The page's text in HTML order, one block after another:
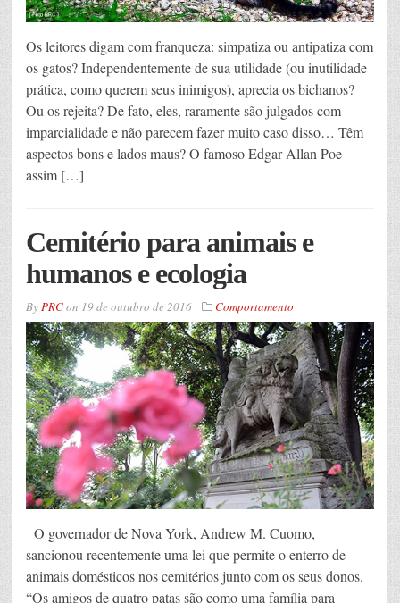
Os leitores digam com franqueza: simpatiza ou antipatiza com
os gatos? Independentemente de sua utilidade (ou inutilidade
prática, como querem seus inimigos), aprecia os bichanos?
Ou os rejeita? De fato, eles, raramente são julgados com
imparcialidade e não parecem fazer muito caso disso… Têm
aspectos bons e lados maus? O famoso Edgar Allan Poe
assim […]
Cemitério para animais e
humanos e ecologia
ByPRCon 19 de outubro de 2016 Comportamento
O governador de Nova York, Andrew M. Cuomo,
sancionou recentemente uma lei que permite o enterro de
animais domésticos nos cemitérios junto com os seus donos.
“Os amigos de quatro patas são como uma família para